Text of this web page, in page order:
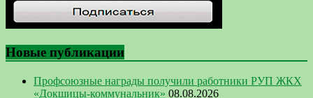
Новые публикации
Профсоюзные награды получили работники РУП ЖКХ
«Докшицы-коммунальник» 08.08.2026